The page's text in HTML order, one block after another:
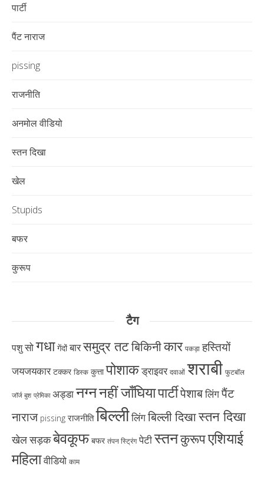
पार्टी
पैंट नाराज
pissing
राजनीति
अनमोल वीडियो
स्तन दिखा
खेल
Stupids
बफर
कुरूप
टैग
पशुसोगधा गेंदों बारसमुद्र तटबिकिनीकार पकड़ा हस्तियों
जयजयकार टक्कर डिस्क कुत्ता पोशाकड्राइवर दवाओं शराबी फुटबॉल
जॉर्ज बुश प्रेमिका अड्डानग्ननहीं जाँघियापार्टीपेशाबलिंगपैंट
नाराज pissing राजनीति बिल्लीलिंगबिल्ली दिखास्तन दिखा
खेलसड़कबेवकूफ बफर तंपन स्ट्रिंग पेटीस्तनकुरूपएशियाई
महिलावीडियो काम